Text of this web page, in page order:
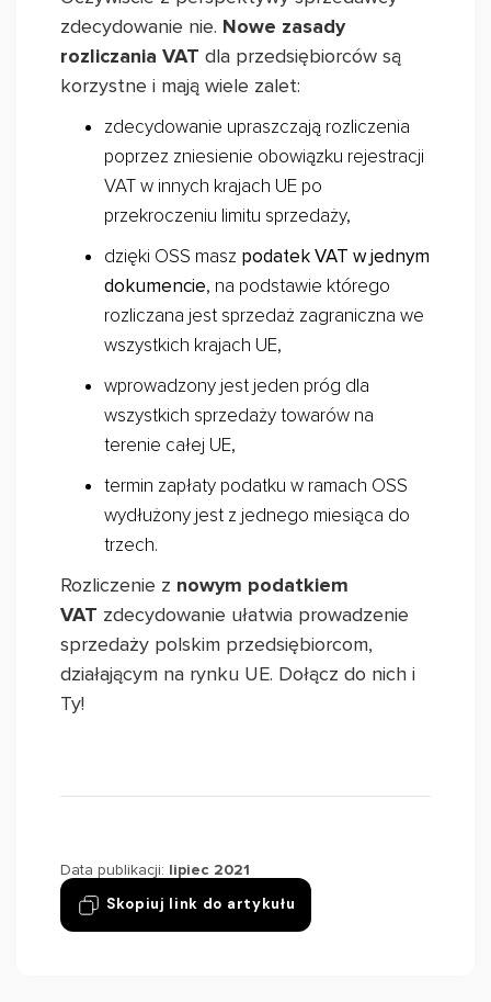
zdecydowanie nie. Nowe zasady
rozliczania VAT dla przedsiębiorców są
korzystne i mają wiele zalet:
zdecydowanie upraszczają rozliczenia
poprzez zniesienie obowiązku rejestracji
VAT w innych krajach UE po
przekroczeniu limitu sprzedaży,
dzięki OSS masz podatek VAT w jednym
dokumencie, na podstawie którego
rozliczana jest sprzedaż zagraniczna we
wszystkich krajach UE,
wprowadzony jest jeden próg dla
wszystkich sprzedaży towarów na
terenie całej UE,
termin zapłaty podatku w ramach OSS
wydłużony jest z jednego miesiąca do
trzech.
Rozliczenie z nowym podatkiem
VAT zdecydowanie ułatwia prowadzenie
sprzedaży polskim przedsiębiorcom,
działającym na rynku UE. Dołącz do nich i
Ty!
Data publikacji: lipiec 2021
Skopiuj link do artykułu